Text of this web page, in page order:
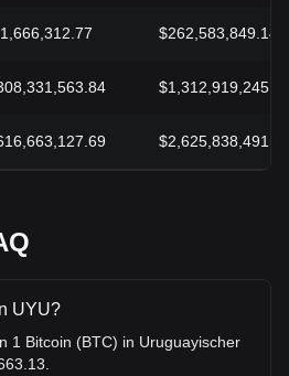
$262,583,849.14
UYU?
1 Bitcoin (BTC) in Uruguayischer